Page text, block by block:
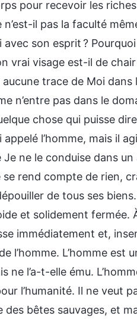
pour recevoir les
n’est-il pas la faculté
son esprit ?
vrai visage est-il de
trace de Moi dans
n’entre pas dans le
chose qui puisse
appelé l’homme, mais il
ne le conduise dans
se rend compte de rien,
de tous ses
et solidement fermée.
immédiatement et,
l’homme. L’homme est
ne l’a-t-elle ému.
l’humanité. Il ne
des bêtes sauvages, et